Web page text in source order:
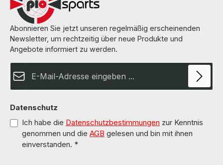
Abonnieren Sie jetzt unseren regelmäßig erscheinenden
Newsletter, um rechtzeitig über neue Produkte und
Angebote informiert zu werden.
Datenschutz
Ich habe die Datenschutzbestimmungen zur Kenntnis
genommen und die AGB gelesen und bin mit ihnen
einverstanden. *